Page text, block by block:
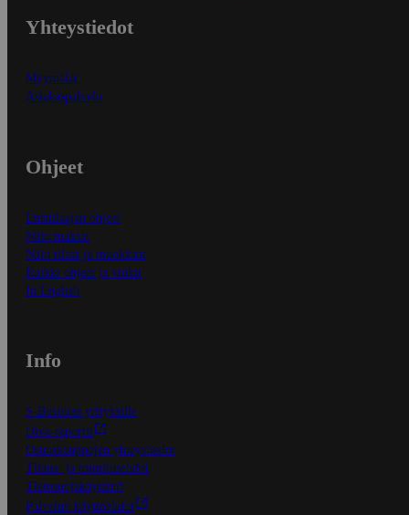
Yhteystiedot
Myymälät
Asiakaspalvelu
Ohjeet
Ensitilaajan ohjeet
Näin maksat
Näin tilaat ja muokkaat
Kaikki ohjeet ja vinkit
In English
Info
S-Business yrityksille
Oiva-raportit
Osuuskauppojen yhteystiedot
Tilaus- ja toimitusehdot
Tietosuojakäytäntö
Palvelun käyttöehdot